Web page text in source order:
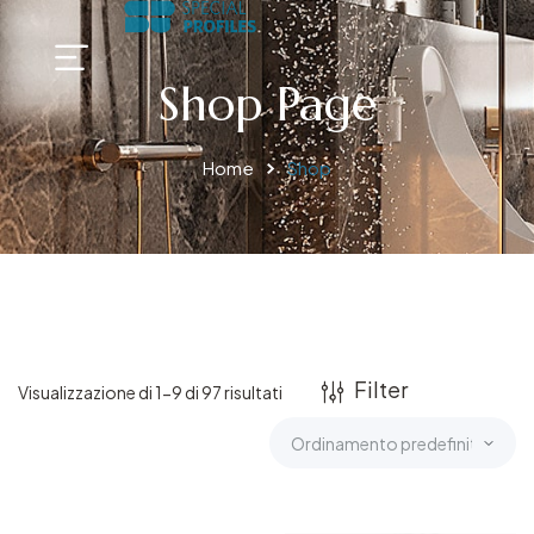
Shop Page
Home Shop
Visualizzazione di 1-9 di 97 risultati Filter